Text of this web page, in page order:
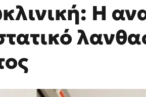
Η